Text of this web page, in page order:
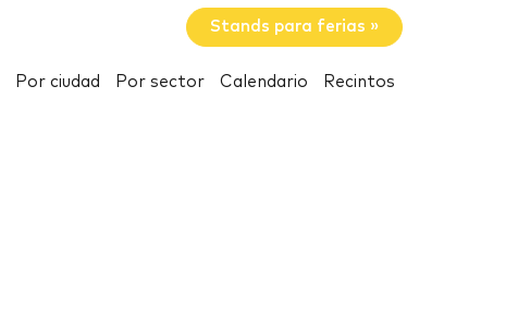
Stands para ferias »
Por ciudad Por sector Calendario Recintos